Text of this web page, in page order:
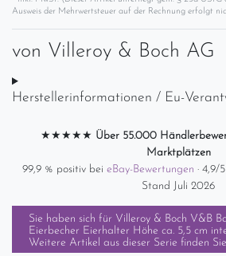
Ausweis der Mehrwertsteuer auf der Rechnung erfolgt
von Villeroy & Boch AG
Herstellerinformationen / Eu-
★★★★★ Über 55.000
Marktplätzen
99,9 % positiv bei eBay-Bewertungen · 4,9/
Stand Juli 2026
Sie haben sich für Villeroy & Boch V&B
Eierbecher Eierhalter Höhe ca. 5,5 cm
Weitere Artikel aus dieser Serie finden